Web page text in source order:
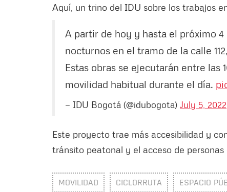
Aquí, un trino del IDU sobre los trabajos
A partir de hoy y hasta el próximo
nocturnos en el tramo de la calle
Estas obras se ejecutarán entre las
movilidad habitual durante el día.
— IDU Bogotá (@idubogota) July 5, 2022
Este proyecto trae más accesibilidad y
tránsito peatonal y el acceso de personas
MOVILIDAD CICLORRUTA ESPACIO